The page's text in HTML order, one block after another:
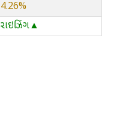
4.26%
રાઇઝિંગ▲